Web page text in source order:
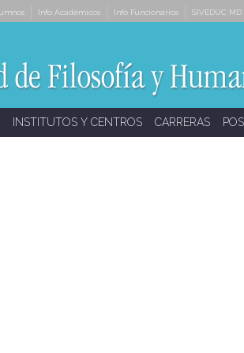
Info Académicos Info Funcionarios SIVEDUC MD
INSTITUTOS Y CENTROS CARRERAS